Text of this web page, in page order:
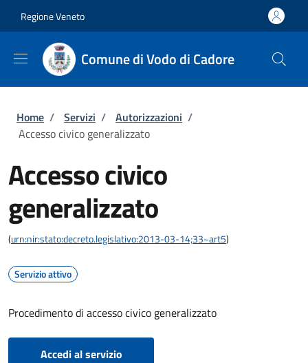
Regione Veneto
Comune di Vodo di Cadore
Briciole di pane
Home / Servizi / Autorizzazioni /
Accesso civico generalizzato
Accesso civico
generalizzato
(urn:nir:stato:decreto.legislativo:2013-03-14;33~art5)
Servizio attivo
Procedimento di accesso civico generalizzato
Accedi al servizio